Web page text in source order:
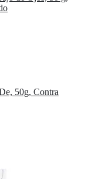
50g, Contra